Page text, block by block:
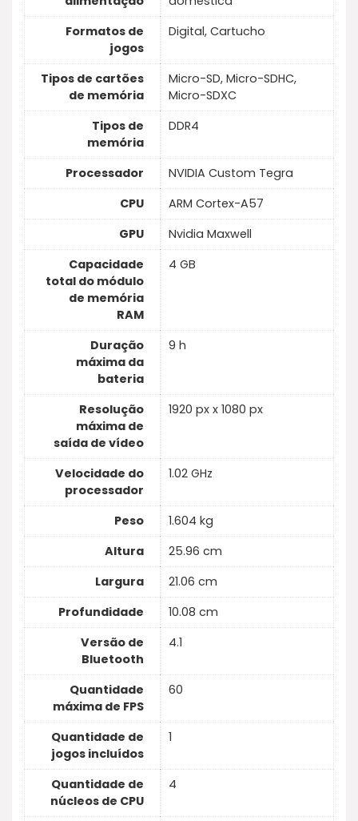
Formatos de
jogos
Digital, Cartucho
Tipos de cartões
de memória
Micro-SD, Micro-SDHC,
Micro-SDXC
Tipos de
memória
DDR4
Processador
NVIDIA Custom Tegra
CPU
ARM Cortex-A57
GPU
Nvidia Maxwell
Capacidade
total do módulo
de memória
RAM
4 GB
Duração
máxima da
bateria
9 h
Resolução
máxima de
saída de vídeo
1920 px x 1080 px
Velocidade do
processador
1.02 GHz
Peso
1.604 kg
Altura
25.96 cm
Largura
21.06 cm
Profundidade
10.08 cm
Versão de
Bluetooth
4.1
Quantidade
máxima de FPS
60
Quantidade de
jogos incluídos
1
Quantidade de
núcleos de CPU
4